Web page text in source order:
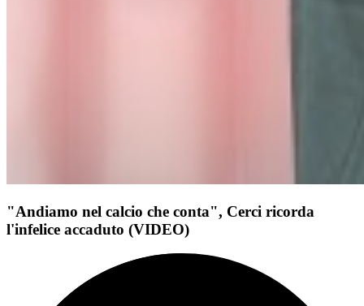
"Andiamo nel calcio che conta", Cerci ricorda
l'infelice accaduto (VIDEO)